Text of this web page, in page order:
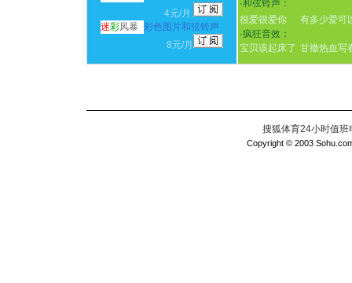
4元/月
迷彩风暴 彩色图片和弦铃声
8元/月
·和弦铃声：
很爱很爱你
有多少爱可
·疯狂音效：
宝贝该起床了 甘撒热血写
搜狐体育24小时值
Copyright © 2003